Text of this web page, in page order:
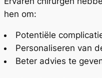
hen om:
Potentiële
Personaliseren van
Beter advies te